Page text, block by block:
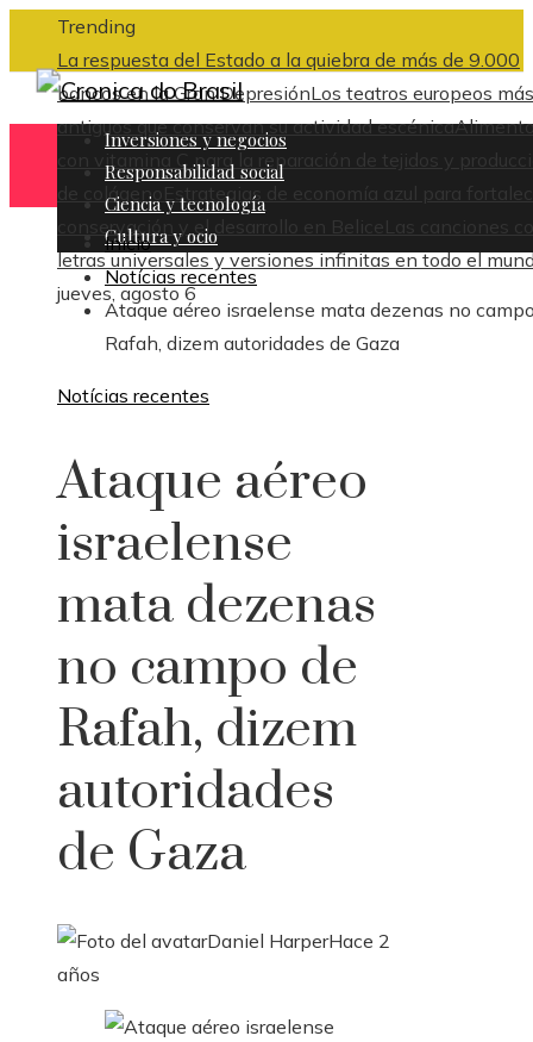
Trending
La respuesta del Estado a la quiebra de más de 9.000
bancos en la Gran DepresiónLos teatros europeos más
antiguos que conservan su actividad escénica
con vitamina C para la reparación de tejidos y
de colágeno Estrategias de economía azul para
conservación y el desarrollo en Belice Las canciones
letras universales y versiones infinitas en todo el
jueves, agosto 6
Inversiones y negocios
Responsabilidad social
Ciencia y tecnología
Cultura y ocio
Inicio
Notícias recentes
Ataque aéreo israelense mata dezenas no
Rafah, dizem autoridades de Gaza
Notícias recentes
Ataque aéreo
israelense
mata dezenas
no campo de
Rafah, dizem
autoridades
de Gaza
Daniel HarperHace 2
años